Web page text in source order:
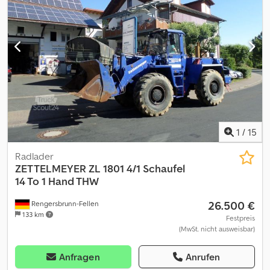
1 / 15
Rengersbrunn-Fellen
133 km
Radlader
ZETTELMEYER ZL 1801 4/1 Schaufel
14 To 1 Hand THW
26.500 €
Festpreis
(MwSt. nicht ausweisbar)
Anfragen Anrufen